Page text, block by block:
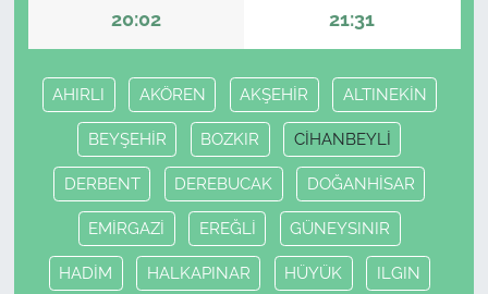
20:02 21:31
AHIRLI AKÖREN AKŞEHİR ALTINEKİN
BEYŞEHİR BOZKIR CİHANBEYLİ
DERBENT DEREBUCAK DOĞANHİSAR
EMİRGAZİ EREĞLİ GÜNEYSINIR
HADİM HALKAPINAR HÜYÜK ILGIN